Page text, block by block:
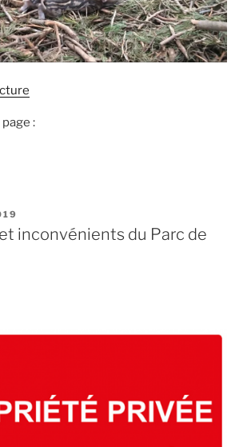
«
a
l
n
:
inconvénients du Parc de